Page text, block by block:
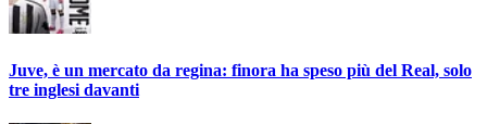
Juve, è un mercato da regina: finora ha speso più del Real, solo
tre inglesi davanti